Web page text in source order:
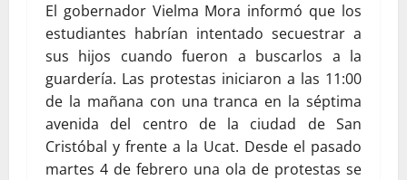
El gobernador Vielma Mora informó que los
estudiantes habrían intentado secuestrar a
sus hijos cuando fueron a buscarlos a la
guardería. Las protestas iniciaron a las 11:00
de la mañana con una tranca en la séptima
avenida del centro de la ciudad de San
Cristóbal y frente a la Ucat. Desde el pasado
martes 4 de febrero una ola de protestas se